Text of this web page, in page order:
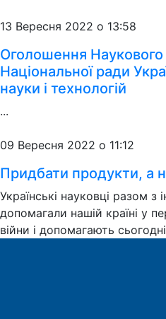
13 Вересня 2022 о 13:58
Оголошення Наукового
Національної ради
науки і технологій
...
09 Вересня 2022 о 11:12
Придбати продукти, а
Українські науковці разом
допомагали нашій країні у
війни і допомагають